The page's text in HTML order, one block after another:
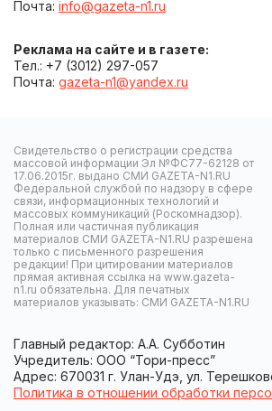
Почта: info@gazeta-n1.ru
Реклама на сайте и в газете:
Тел.: +7 (3012) 297-057
Почта: gazeta-n1@yandex.ru
Свидетельство о регистрации средства
массовой информации Эл №ФС77-62128 от
17.06.2015г. выдано СМИ GAZETA-N1.RU
Федеральной службой по надзору в сфере
связи, информационных технологий и
массовых коммуникаций (Роскомнадзор).
Полная или частичная публикация
материалов СМИ GAZETA-N1.RU разрешена
только с письменного разрешения
редакции! При цитировании материалов
прямая активная ссылка на www.gazeta-
n1.ru обязательна. Для печатных
материалов указывать: СМИ GAZETA-N1.RU
Главный редактор: А.А. Субботин
Учредитель: ООО “Тори-пресс”
Адрес: 670031 г. Улан-Удэ, ул.
Политика в отношении обработки